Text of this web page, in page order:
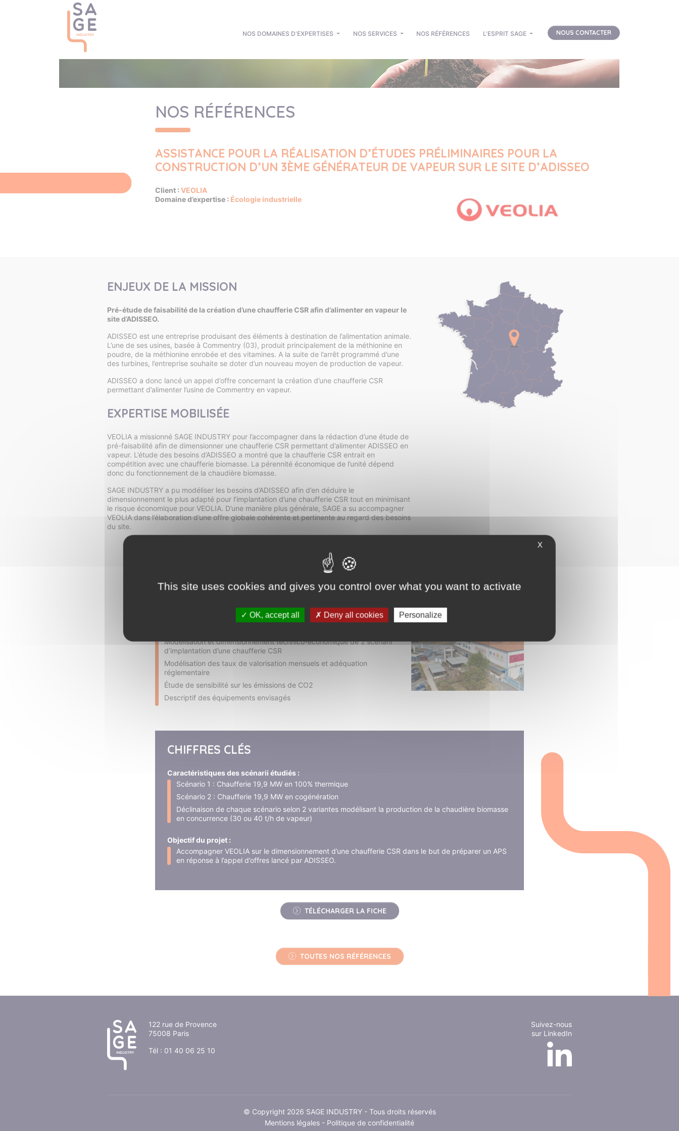
NOS DOMAINES D'EXPERTISES NOS SERVICES NOS RÉFÉRENCES L'ESPRIT SAGE NOUS CONTACTER
NOS RÉFÉRENCES
ASSISTANCE POUR LA RÉALISATION D’ÉTUDES PRÉLIMINAIRES POUR LA
CONSTRUCTION D’UN 3ÈME GÉNÉRATEUR DE VAPEUR SUR LE SITE D’ADISSEO
Client : VEOLIA
Domaine d’expertise : Écologie industrielle
ENJEUX DE LA MISSION
Pré-étude de faisabilité de la création d’une chaufferie CSR afin d’alimenter en vapeur le
site d’ADISSEO.
ADISSEO est une entreprise produisant des éléments à destination de l’alimentation animale.
L’une de ses usines, basée à Commentry (03), produit principalement de la méthionine en
poudre, de la méthionine enrobée et des vitamines. A la suite de l’arrêt programmé d’une
des turbines, l’entreprise souhaite se doter d’un nouveau moyen de production de vapeur.
ADISSEO a donc lancé un appel d’offre concernant la création d’une chaufferie CSR
permettant d’alimenter l’usine de Commentry en vapeur.
EXPERTISE MOBILISÉE
VEOLIA a missionné SAGE INDUSTRY pour l’accompagner dans la rédaction d’une étude de
pré-faisabilité afin de dimensionner une chaufferie CSR permettant d’alimenter ADISSEO en
vapeur. L’étude des besoins d’ADISSEO a montré que la chaufferie CSR entrait en
compétition avec une chaufferie biomasse. La pérennité économique de l’unité dépend
donc du fonctionnement de la chaudière biomasse.
SAGE INDUSTRY a pu modéliser les besoins d’ADISSEO afin d’en déduire le
dimensionnement le plus adapté pour l’implantation d’une chaufferie CSR tout en minimisant
le risque économique pour VEOLIA. D’une manière plus générale, SAGE a su accompagner
VEOLIA dans l’élaboration d’une offre globale cohérente et pertinente au regard des besoins
du site.
Analyse des besoins en vapeur d’ADISSEO et modélisation d’une
Modélisation et dimensionnement technico-économique de 2 scénarii
d’implantation d’une chaufferie CSR
Modélisation des taux de valorisation mensuels et adéquation
réglementaire
Étude de sensibilité sur les émissions de CO2
Descriptif des équipements envisagés
CHIFFRES CLÉS
Caractéristiques des scénarii étudiés :
Scénario 1 : Chaufferie 19,9 MW en 100% thermique
Scénario 2 : Chaufferie 19,9 MW en cogénération
Déclinaison de chaque scénario selon 2 variantes modélisant la production de la chaudière biomasse
en concurrence (30 ou 40 t/h de vapeur)
Objectif du projet :
Accompagner VEOLIA sur le dimensionnement d’une chaufferie CSR dans le but de préparer un APS
en réponse à l’appel d’offres lancé par ADISSEO.
TÉLÉCHARGER LA FICHE
TOUTES NOS RÉFÉRENCES
122 rue de Provence
75008 Paris
Tél : 01 40 06 25 10
Suivez-nous
sur LinkedIn
© Copyright 2026 SAGE INDUSTRY - Tous droits réservés
Mentions légales - Politique de confidentialité
X
This site uses cookies and gives you control over what you want to activate
OK, accept all Deny all cookies Personalize